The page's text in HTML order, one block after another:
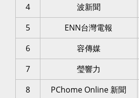
4
波新聞
5
ENN台灣電報
6
容傳媒
7
瑩響力
8
PChome Online 新聞